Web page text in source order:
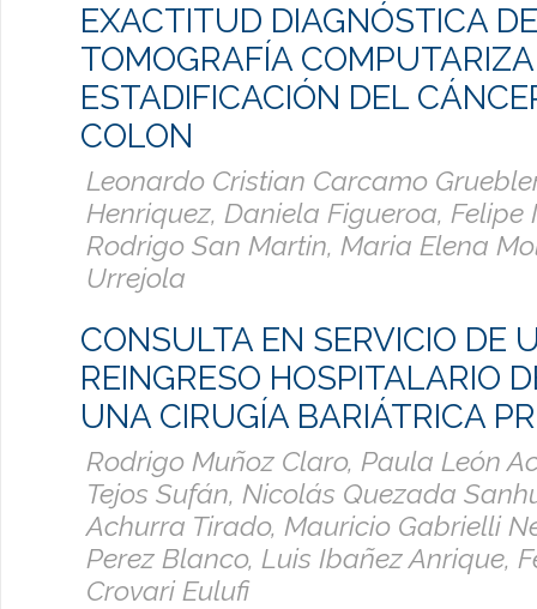
EXACTITUD DIAGNÓSTICA
TOMOGRAFÍA
ESTADIFICACIÓN DEL
COLON
Leonardo Cristian Carcamo
Henriquez, Daniela Figueroa, Felipe
Rodrigo San Martin, Maria Elena
Urrejola
CONSULTA EN SERVICIO DE
REINGRESO HOSPITALARIO
UNA CIRUGÍA BARIÁTRICA
Rodrigo Muñoz Claro, Paula León
Tejos Sufán, Nicolás Quezada
Achurra Tirado, Mauricio Gabrielli
Perez Blanco, Luis Ibañez Anrique,
Crovari Eulufi